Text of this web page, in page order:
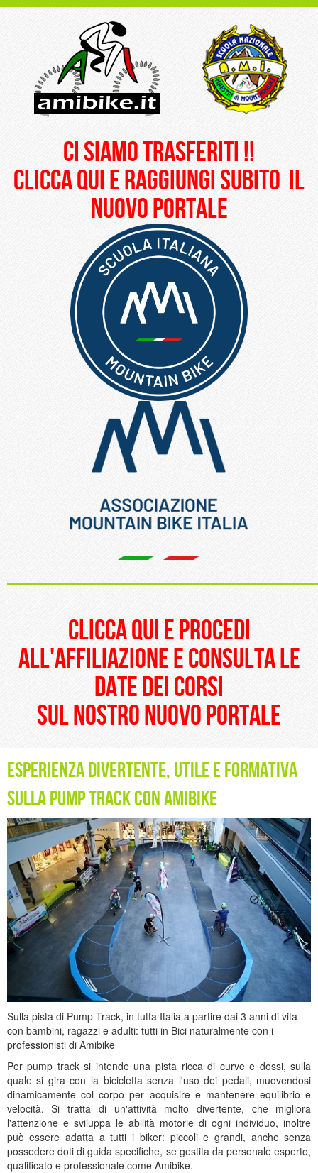
ci siamo trasferiti !!
clicca qui e raggiungi subito il
nuovo portale
clicca qui e procedi
all'affiliazione e consulta le
date dei corsi
sul nostro nuovo portale
Esperienza divertente, utile e formativa
sulla Pump Track con Amibike
Sulla pista di Pump Track, in tutta Italia a partire dai 3 anni di vita
con bambini, ragazzi e adulti: tutti in Bici naturalmente con i
professionisti di Amibike
Per pump track si intende una pista ricca di curve e dossi, sulla
quale si gira con la bicicletta senza l'uso dei pedali, muovendosi
dinamicamente col corpo per acquisire e mantenere equilibrio e
velocità. Si tratta di un'attività molto divertente, che migliora
l'attenzione e sviluppa le abilità motorie di ogni individuo, inoltre
può essere adatta a tutti i biker: piccoli e grandi, anche senza
possedere doti di guida specifiche, se gestita da personale esperto,
qualificato e professionale come Amibike.